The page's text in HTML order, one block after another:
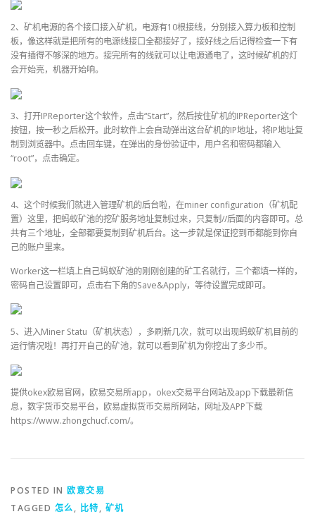
2、矿机电源的各个接口接入矿机，电源有10根接线，分别接入算力板和控制
板，像这样就是把所有的电源线接口全都接好了，接好线之后记得检查一下有
没有插得不够深的地方。接完所有的线就可以让电源通电了，这时候矿机的灯
会开始亮，机器开始响。
3、打开IPReporter这个软件，点击“Start”，然后按住矿机的IPReporter这个
按钮，按一秒之后松开。此时软件上会自动弹出这台矿机的IP地址，将IP地址复
制到浏览器中。点击回车键，在弹出的身份验证中，用户名和密码都输入
“root”，点击确定。
4、这个时候我们就进入管理矿机的后台啦，在miner configuration（矿机配
置）这里，把蚂蚁矿池的挖矿服务地址复制过来，只复制//后面的内容即可。总
共有三个地址，全部都要复制到矿机后台。这一步就是保证挖到币都能到你自
己的账户里来。
Worker这一栏填上自己蚂蚁矿池的刚刚创建的矿工名就行，三个都填一样的，
密码自己设置即可，点击右下角的Save&Apply，等待设置完成即可。
5、进入Miner Statu（矿机状态），多刷新几次，就可以出现蚂蚁矿机目前的
运行情况啦！再打开自己的矿池，就可以看到矿机为你挖出了多少币。
提供okex欧易官网，欧易交易所app，okex交易平台网站及app下载最新信
息，数字货币交易平台，欧易虚拟货币交易所网站，网址及APP下载
https://www.zhongchucf.com/。
POSTED IN 欧意交易
TAGGED 怎么, 比特, 矿机